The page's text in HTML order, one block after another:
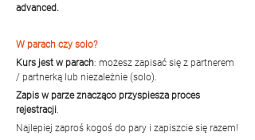
advanced.
W parach czy solo?
Kurs jest w parach: możesz zapisać się z partnerem
/ partnerką lub niezależnie (solo).
Zapis w parze znacząco przyspiesza proces
rejestracji.
Najlepiej zaproś kogoś do pary i zapiszcie się razem!